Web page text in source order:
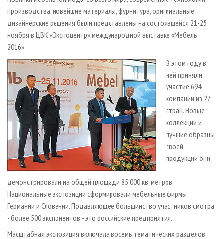
СУШКА ДРЕВЕСИНЫ
ПРОИЗВОДСТВО ДРЕВЕСНЫХ ПЛИТ
ДЕРЕВЯННОЕ ДОМОСТРОЕНИЕ
БИОЭНЕРГЕТИКА
ЦБП
ИНСТРУМЕНТ И МАТЕРИАЛЫ
ПЕРСОНЫ
МОБИЛЬНЫЕ ВЫСТАВКИ
ОФИЦИАЛЬНЫЕ ДЕЛЕГАЦИИ
ПРИОРИТЕТНЫЕ ИНВЕСТПРОЕКТЫ
RUSSIAN FORESTRY REVIEW
ГАЗЕТА ЛЕСПРОМФОРУМ
БИБЛИОТЕКА СПЕЦИАЛИСТА
КОНТАКТЫ
РЕКЛАМА
РЕКЛАМА НА САЙТЕ
производства, новейшие материалы, фурнитура, оригинальные
дизайнерские решения были представлены на состоявшейся 21-25
ноября в ЦВК «Экспоцентр» международной выставке «Мебель
2016».
В этом году в
ней приняли
участие 694
компании из 27
стран. Новые
коллекции и
лучшие образцы
своей
продукции они
демонстрировали на общей площади 85 000 кв. метров.
Национальные экспозиции сформировали мебельные фирмы
Германии и Словении. Подавляющее большинство участников смотра
- более 500 экспонентов - это российские предприятия.
Масштабная экспозиция включала восемь тематических разделов,